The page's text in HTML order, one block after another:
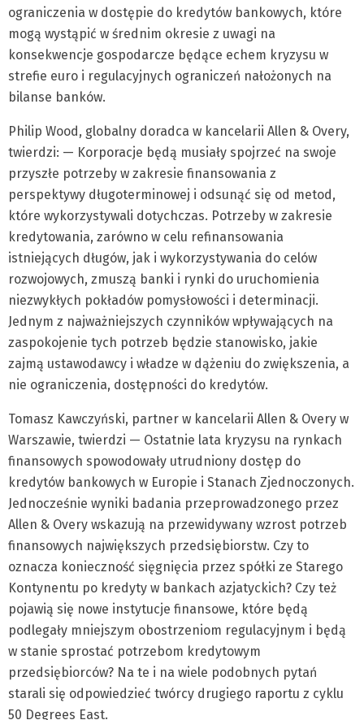
ograniczenia w dostępie do kredytów bankowych, które
mogą wystąpić w średnim okresie z uwagi na
konsekwencje gospodarcze będące echem kryzysu w
strefie euro i regulacyjnych ograniczeń nałożonych na
bilanse banków.
Philip Wood, globalny doradca w kancelarii Allen & Overy,
twierdzi: — Korporacje będą musiały spojrzeć na swoje
przyszłe potrzeby w zakresie finansowania z
perspektywy długoterminowej i odsunąć się od metod,
które wykorzystywali dotychczas. Potrzeby w zakresie
kredytowania, zarówno w celu refinansowania
istniejących długów, jak i wykorzystywania do celów
rozwojowych, zmuszą banki i rynki do uruchomienia
niezwykłych pokładów pomysłowości i determinacji.
Jednym z najważniejszych czynników wpływających na
zaspokojenie tych potrzeb będzie stanowisko, jakie
zajmą ustawodawcy i władze w dążeniu do zwiększenia, a
nie ograniczenia, dostępności do kredytów.
Tomasz Kawczyński, partner w kancelarii Allen & Overy w
Warszawie, twierdzi — Ostatnie lata kryzysu na rynkach
finansowych spowodowały utrudniony dostęp do
kredytów bankowych w Europie i Stanach Zjednoczonych.
Jednocześnie wyniki badania przeprowadzonego przez
Allen & Overy wskazują na przewidywany wzrost potrzeb
finansowych największych przedsiębiorstw. Czy to
oznacza konieczność sięgnięcia przez spółki ze Starego
Kontynentu po kredyty w bankach azjatyckich? Czy też
pojawią się nowe instytucje finansowe, które będą
podlegały mniejszym obostrzeniom regulacyjnym i będą
w stanie sprostać potrzebom kredytowym
przedsiębiorców? Na te i na wiele podobnych pytań
starali się odpowiedzieć twórcy drugiego raportu z cyklu
50 Degrees East.